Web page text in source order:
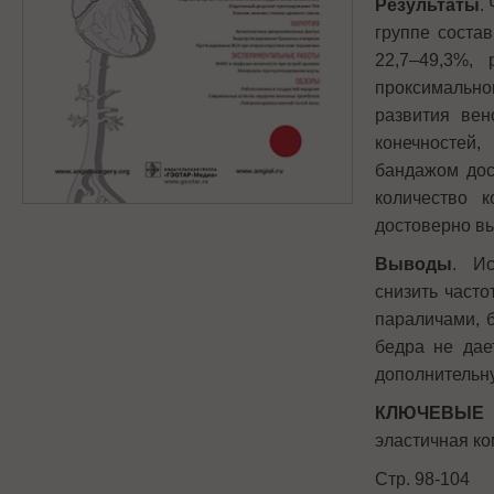
Результаты.
группе
22,7–49,3%,
развития
бандажом
количество
достоверно
Выводы.
снизить
параличами,
бедра не
КЛЮЧЕВЫЕ
эластичная
Стр. 98-104